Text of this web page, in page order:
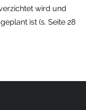
wird und
ist (s. Seite 28